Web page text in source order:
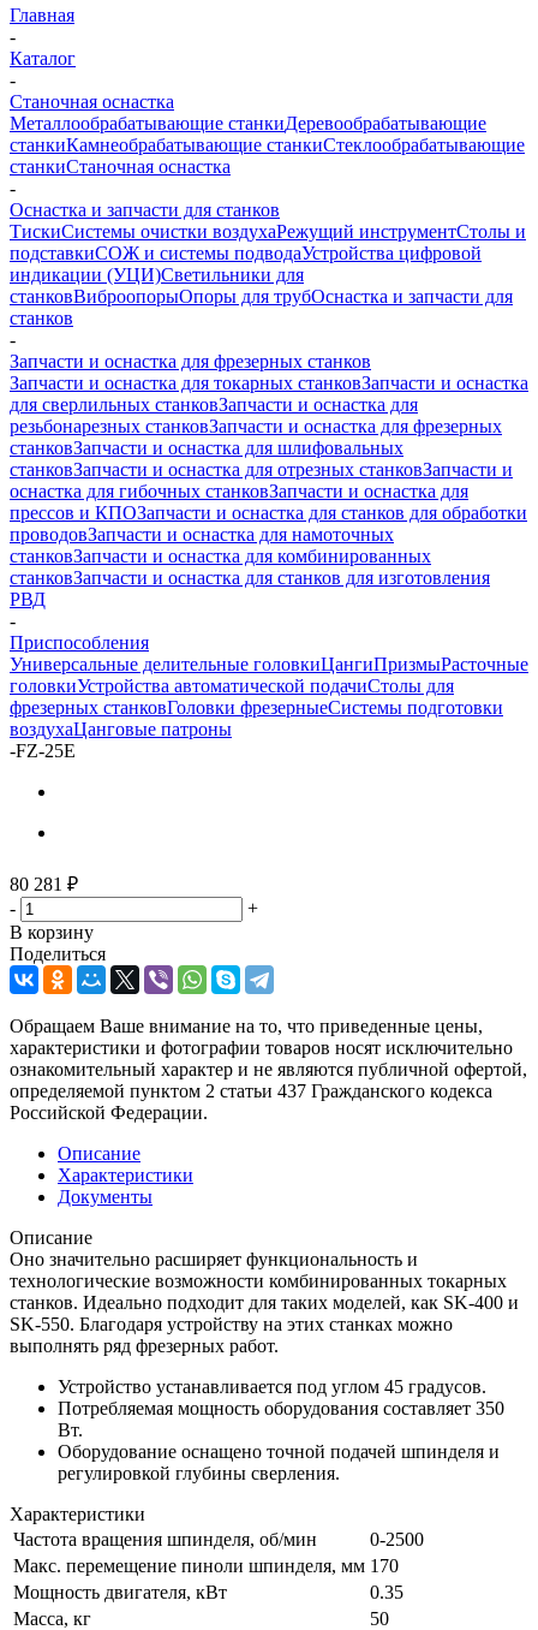
Главная
-
Каталог
-
Станочная оснастка
Металлообрабатывающие станкиДеревообрабатывающие
станкиКамнеобрабатывающие станкиСтеклообрабатывающие
станкиСтаночная оснастка
-
Оснастка и запчасти для станков
ТискиСистемы очистки воздухаРежущий инструментСтолы и
подставкиСОЖ и системы подводаУстройства цифровой
индикации (УЦИ)Светильники для
станковВиброопорыОпоры для трубОснастка и запчасти для
станков
-
Запчасти и оснастка для фрезерных станков
Запчасти и оснастка для токарных станковЗапчасти и оснастка
для сверлильных станковЗапчасти и оснастка для
резьбонарезных станковЗапчасти и оснастка для фрезерных
станковЗапчасти и оснастка для шлифовальных
станковЗапчасти и оснастка для отрезных станковЗапчасти и
оснастка для гибочных станковЗапчасти и оснастка для
прессов и КПОЗапчасти и оснастка для станков для обработки
проводовЗапчасти и оснастка для намоточных
станковЗапчасти и оснастка для комбинированных
станковЗапчасти и оснастка для станков для изготовления
РВД
-
Приспособления
Универсальные делительные головкиЦангиПризмыРасточные
головкиУстройства автоматической подачиСтолы для
фрезерных станковГоловки фрезерныеСистемы подготовки
воздухаЦанговые патроны
-FZ-25E
80 281 ₽
-
+
В корзину
Поделиться
Обращаем Ваше внимание на то, что приведенные цены,
характеристики и фотографии товаров носят исключительно
ознакомительный характер и не являются публичной офертой,
определяемой пунктом 2 статьи 437 Гражданского кодекса
Российской Федерации.
Описание
Характеристики
Документы
Описание
Оно значительно расширяет функциональность и
технологические возможности комбинированных токарных
станков. Идеально подходит для таких моделей, как SK-400 и
SK-550. Благодаря устройству на этих станках можно
выполнять ряд фрезерных работ.
Устройство устанавливается под углом 45 градусов.
Потребляемая мощность оборудования составляет 350
Вт.
Оборудование оснащено точной подачей шпинделя и
регулировкой глубины сверления.
Характеристики
Частота вращения шпинделя, об/мин
0-2500
Макс. перемещение пиноли шпинделя, мм 170
Мощность двигателя, кВт
0.35
Масса, кг
50